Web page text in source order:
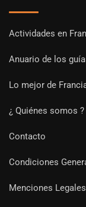
Actividades en
Anuario de los
Lo mejor de
¿ Quiénes somos ?
Contacto
Condiciones
Menciones